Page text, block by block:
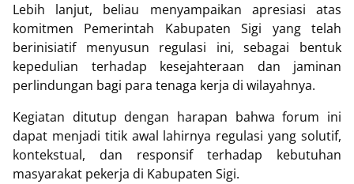
Lebih lanjut, beliau menyampaikan apresiasi atas
komitmen Pemerintah Kabupaten Sigi yang telah
berinisiatif menyusun regulasi ini, sebagai bentuk
kepedulian terhadap kesejahteraan dan jaminan
perlindungan bagi para tenaga kerja di wilayahnya.
Kegiatan ditutup dengan harapan bahwa forum ini
dapat menjadi titik awal lahirnya regulasi yang solutif,
kontekstual, dan responsif terhadap kebutuhan
masyarakat pekerja di Kabupaten Sigi.